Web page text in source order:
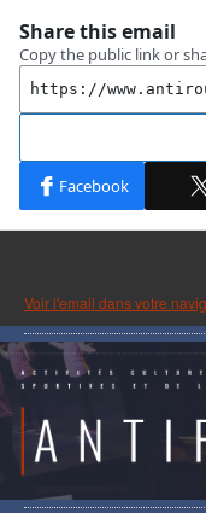
Voir l'email dans votre